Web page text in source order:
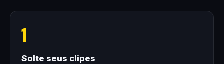
1
Solte seus clipes